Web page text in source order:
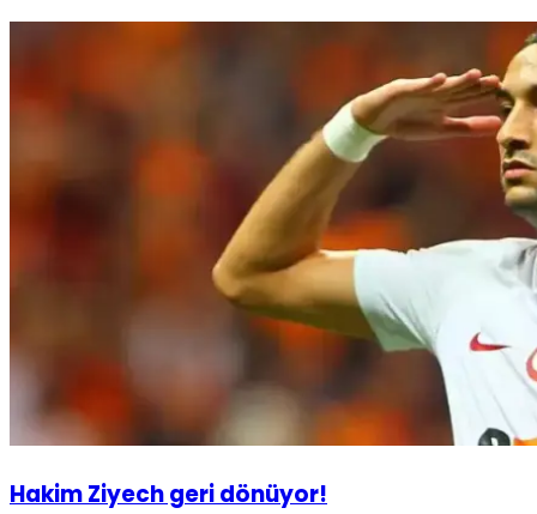
Hakim Ziyech geri dönüyor!